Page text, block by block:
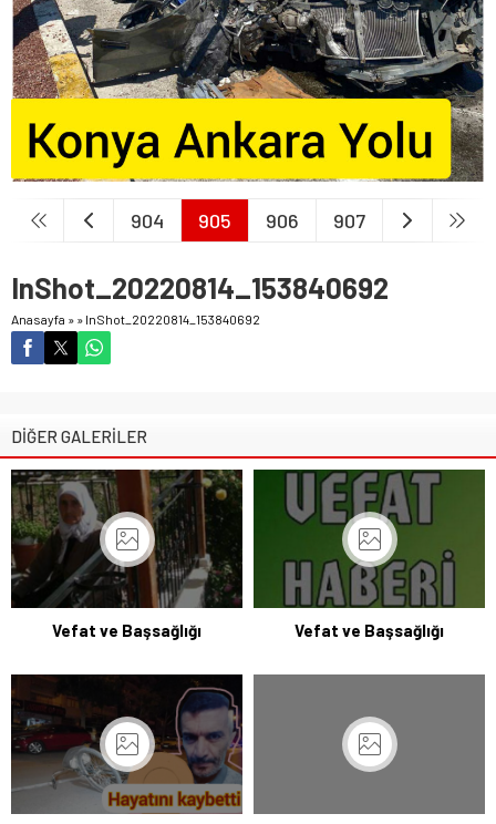
904 905 906 907
InShot_20220814_153840692
Anasayfa » » InShot_20220814_153840692
DİĞER GALERİLER
Vefat ve Başsağlığı Vefat ve Başsağlığı